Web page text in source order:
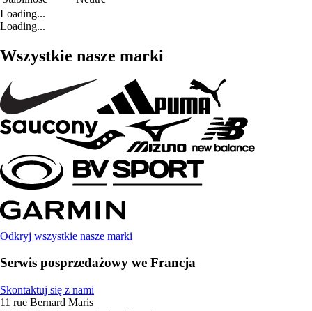
Loading...
Loading...
Wszystkie nasze marki
Odkryj wszystkie nasze marki
Serwis posprzedażowy we Francja
Skontaktuj się z nami
11 rue Bernard Maris